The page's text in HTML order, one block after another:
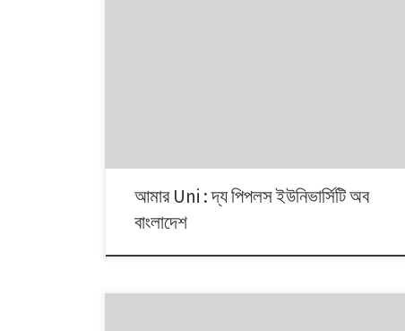
আমার Uni : দ্য পিপলস ইউনিভার্সিটি অব
বাংলাদেশ